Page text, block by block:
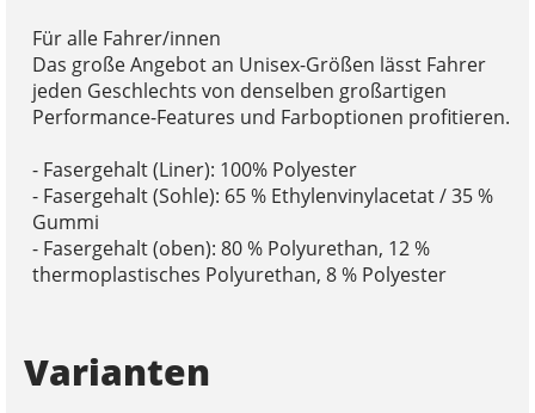
Für alle Fahrer/innen
Das große Angebot an Unisex-Größen lässt Fahrer
jeden Geschlechts von denselben großartigen
Performance-Features und Farboptionen profitieren.
- Fasergehalt (Liner): 100% Polyester
- Fasergehalt (Sohle): 65 % Ethylenvinylacetat / 35 %
Gummi
- Fasergehalt (oben): 80 % Polyurethan, 12 %
thermoplastisches Polyurethan, 8 % Polyester
Varianten